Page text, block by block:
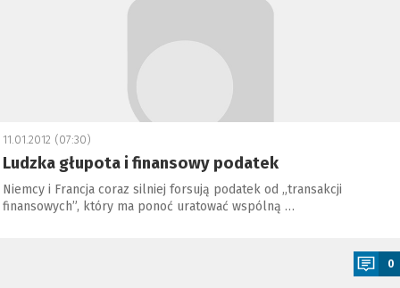
11.01.2012 (07:30)
Ludzka głupota i finansowy podatek
Niemcy i Francja coraz silniej forsują podatek od „transakcji
finansowych”, który ma ponoć uratować wspólną …
0